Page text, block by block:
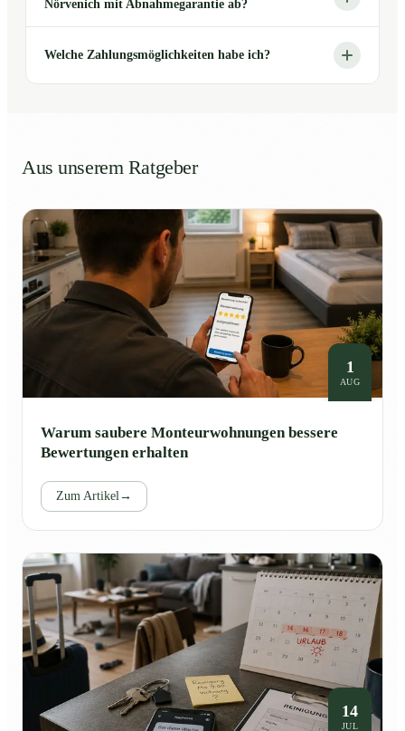
Nörvenich mit Abnahmegarantie ab?
Welche Zahlungsmöglichkeiten habe ich?
Aus unserem Ratgeber
1
AUG
Warum saubere Monteurwohnungen bessere
Bewertungen erhalten
Zum Artikel→
14
JUL